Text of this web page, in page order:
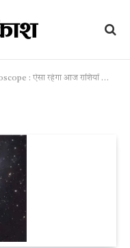
का हाल और ग्रहों की चाल, जानिए अपना राशिफल …